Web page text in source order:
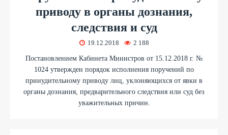
приводу в органы дознания,
следствия и суд
19.12.2018 2 188
Постановлением Кабинета Министров от 15.12.2018 г. №
1024 утвержден порядок исполнения поручений по
принудительному приводу лиц, уклоняющихся от явки в
органы дознания, предварительного следствия или суд без
уважительных причин.